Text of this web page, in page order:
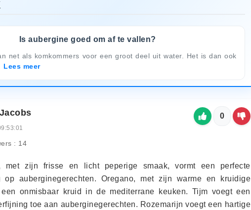
Is aubergine goed om af te vallen?
net als komkommers voor een groot deel uit water. Het is dan ook
Lees meer
: 14
0
met zijn frisse en licht peperige smaak, vormt een perfecte
op auberginegerechten. Oregano, met zijn warme en kruidige
onmisbaar kruid in de mediterrane keuken. Tijm voegt een
toe aan auberginegerechten. Rozemarijn voegt een hartige